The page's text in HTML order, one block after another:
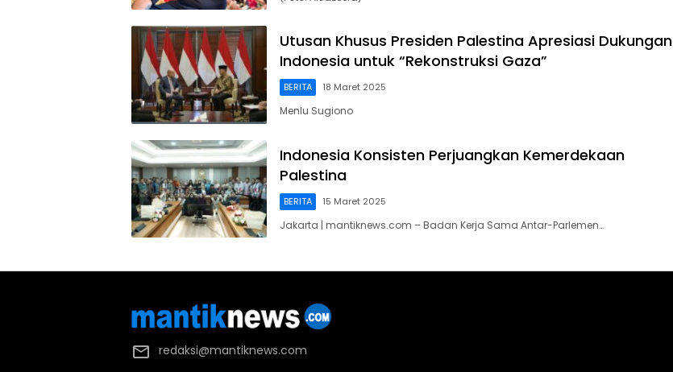
Utusan Khusus Presiden Palestina Apresiasi Dukungan
Indonesia untuk “Rekonstruksi Gaza”
BERITA 18 Maret 2025
Menlu Sugiono
Indonesia Konsisten Perjuangkan Kemerdekaan
Palestina
BERITA 15 Maret 2025
Jakarta | mantiknews.com – Badan Kerja Sama Antar-Parlemen…
redaksi@mantiknews.com